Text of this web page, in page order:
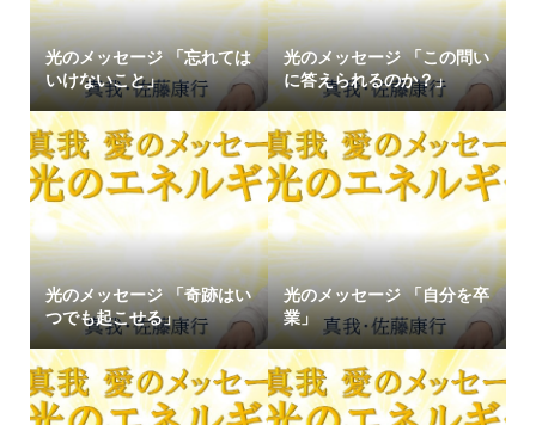
光のメッセージ 「忘れては
いけないこと」
光のメッセージ 「この問い
に答えられるのか？」
光のメッセージ 「奇跡はい
つでも起こせる」
光のメッセージ 「自分を卒
業」